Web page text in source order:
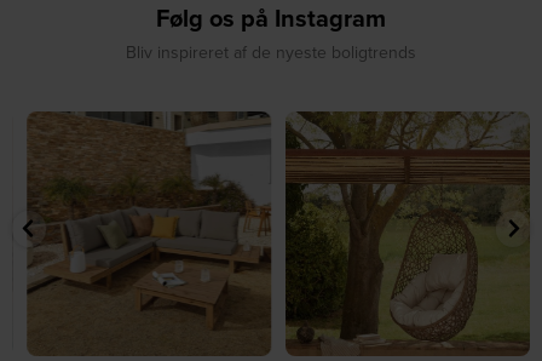
Følg os på Instagram
Bliv inspireret af de nyeste boligtrends
☀️ Sommerens naturlige
samlingspunkt⁠
8 0
☀️ Find dit yndlingssted denne
sommer⁠
...
8 0